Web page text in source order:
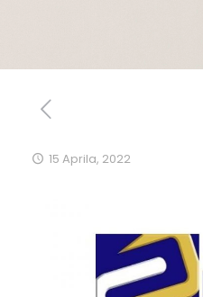
15 Aprila, 2022